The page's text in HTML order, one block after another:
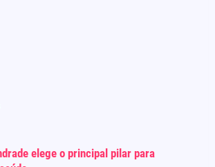
elege o principal pilar para